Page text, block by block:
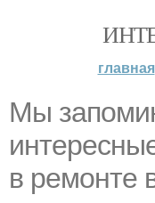
главная
Мы
в ремонте